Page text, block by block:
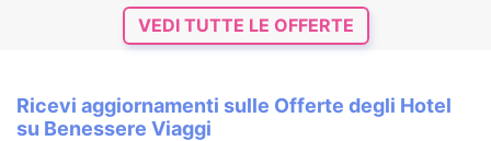
VEDI TUTTE LE OFFERTE
Ricevi aggiornamenti sulle Offerte degli Hotel
su Benessere Viaggi